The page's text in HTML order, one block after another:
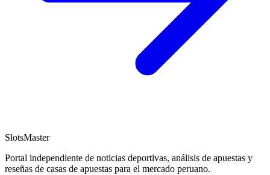
SlotsMaster
Portal independiente de noticias deportivas, análisis de apuestas y
reseñas de casas de apuestas para el mercado peruano.